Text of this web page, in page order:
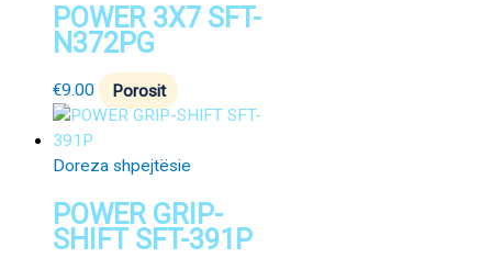
POWER 3X7 SFT-
N372PG
€9.00 Porosit
Doreza shpejtësie
POWER GRIP-
SHIFT SFT-391P